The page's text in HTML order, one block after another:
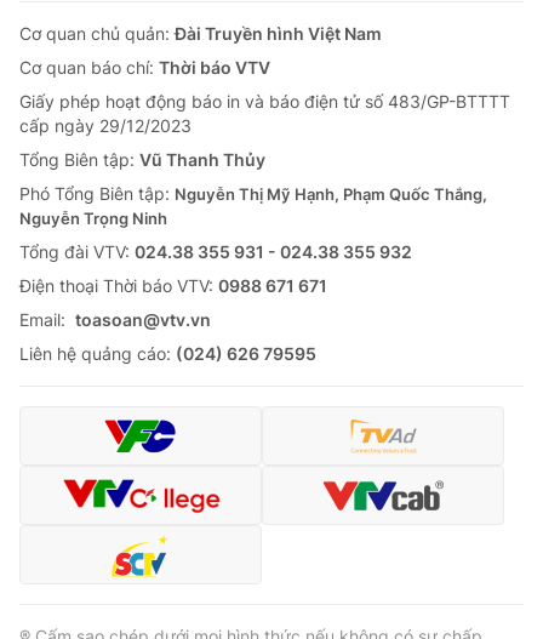
Cơ quan chủ quản:Đài Truyền hình Việt Nam
Cơ quan báo chí: Thời báo VTV
Giấy phép hoạt động báo in và báo điện tử số 483/GP-BTTTT
cấp ngày 29/12/2023
Tổng Biên tập: Vũ Thanh Thủy
Phó Tổng Biên tập: Nguyễn Thị Mỹ Hạnh, Phạm Quốc Thắng,
Nguyễn Trọng Ninh
Tổng đài VTV: 024.38 355 931 - 024.38 355 932
Ðiện thoại Thời báo VTV: 0988 671 671
Email: toasoan@vtv.vn
Liên hệ quảng cáo: (024) 626 79595